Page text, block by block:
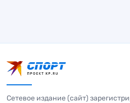
Сетевое издание (сайт)